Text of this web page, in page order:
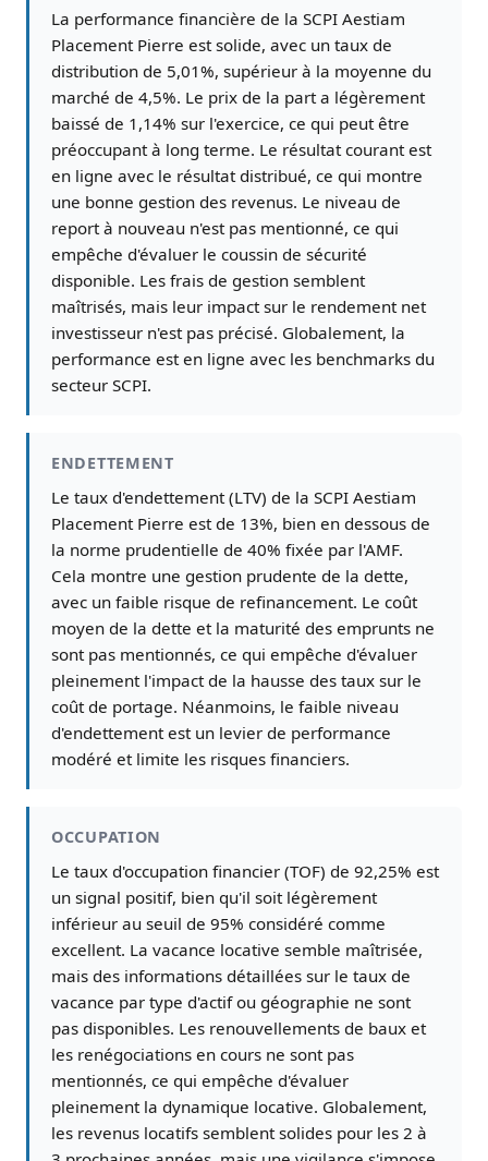
La performance financière de la SCPI Aestiam
Placement Pierre est solide, avec un taux de
distribution de 5,01%, supérieur à la moyenne du
marché de 4,5%. Le prix de la part a légèrement
baissé de 1,14% sur l'exercice, ce qui peut être
préoccupant à long terme. Le résultat courant est
en ligne avec le résultat distribué, ce qui montre
une bonne gestion des revenus. Le niveau de
report à nouveau n'est pas mentionné, ce qui
empêche d'évaluer le coussin de sécurité
disponible. Les frais de gestion semblent
maîtrisés, mais leur impact sur le rendement net
investisseur n'est pas précisé. Globalement, la
performance est en ligne avec les benchmarks du
secteur SCPI.
ENDETTEMENT
Le taux d'endettement (LTV) de la SCPI Aestiam
Placement Pierre est de 13%, bien en dessous de
la norme prudentielle de 40% fixée par l'AMF.
Cela montre une gestion prudente de la dette,
avec un faible risque de refinancement. Le coût
moyen de la dette et la maturité des emprunts ne
sont pas mentionnés, ce qui empêche d'évaluer
pleinement l'impact de la hausse des taux sur le
coût de portage. Néanmoins, le faible niveau
d'endettement est un levier de performance
modéré et limite les risques financiers.
OCCUPATION
Le taux d'occupation financier (TOF) de 92,25% est
un signal positif, bien qu'il soit légèrement
inférieur au seuil de 95% considéré comme
excellent. La vacance locative semble maîtrisée,
mais des informations détaillées sur le taux de
vacance par type d'actif ou géographie ne sont
pas disponibles. Les renouvellements de baux et
les renégociations en cours ne sont pas
mentionnés, ce qui empêche d'évaluer
pleinement la dynamique locative. Globalement,
les revenus locatifs semblent solides pour les 2 à